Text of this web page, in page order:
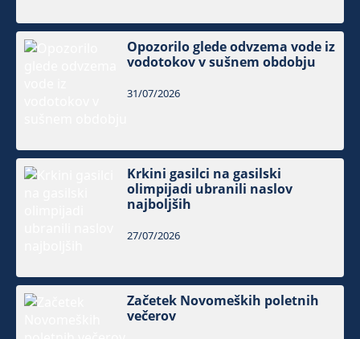
Opozorilo glede odvzema vode iz
vodotokov v sušnem obdobju
31/07/2026
Krkini gasilci na gasilski
olimpijadi ubranili naslov
najboljših
27/07/2026
Začetek Novomeških poletnih
večerov